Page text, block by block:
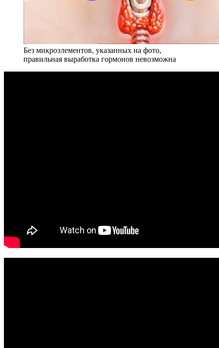
Без микроэлементов, указанных на фото,
правильная выработка гормонов невозможна